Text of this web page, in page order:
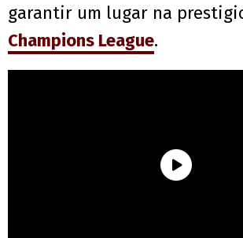
garantir um lugar na
Champions League.